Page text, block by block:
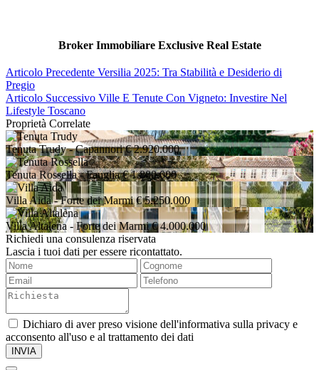
Broker Immobiliare Exclusive Real Estate
Articolo Precedente Versilia 2025: Tra Stabilità e Desiderio di
Pregio
Articolo Successivo Ville E Tenute Con Vigneto: Investire Nel
Lifestyle Toscano
Proprietà Correlate
Tenuta Trudy- Capannori € 2.920.000
Tenuta Rossella- Fauglia € 1.800.000
Villa Aida- Forte dei Marmi € 5.250.000
Villa Altalena - Forte dei Marmi € 4.000.000
Richiedi una consulenza riservata
Lascia i tuoi dati per essere ricontattato.
Dichiaro di aver preso visione dell'informativa sulla privacy e
acconsento all'uso e al trattamento dei dati